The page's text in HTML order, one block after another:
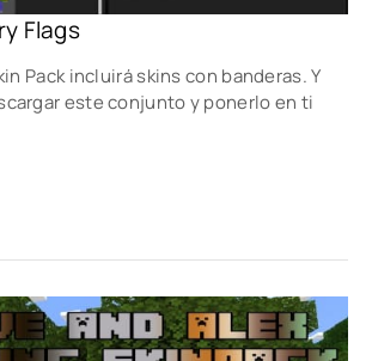
Flags
Pack incluirá skins con banderas. Y
este conjunto y ponerlo en ti